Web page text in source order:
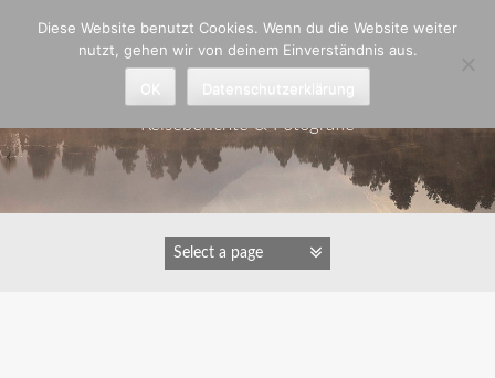
Astrid Padberg
Reiseberichte & Fotografie
Diese Website benutzt Cookies. Wenn du die Website weiter
nutzt, gehen wir von deinem Einverständnis aus.